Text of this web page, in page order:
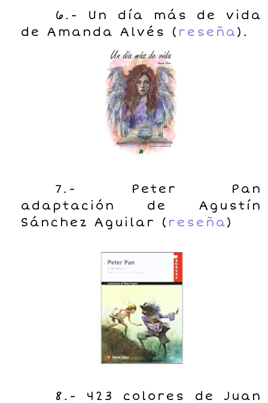
6.- Un día más de vida
de Amanda Alvés ( reseña).
7.- Peter Pan
adaptación de Agustín
Sánchez Aguilar ( reseña)
8.- 423 colores de Juan